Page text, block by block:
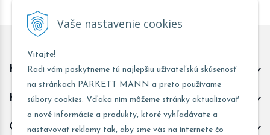
Vaše nastavenie cookies
Vitajte!
Radi vám poskytneme tú najlepšiu užívateľskú skúsenosť
na stránkach PARKETT MANN a preto používame
súbory cookies. Vďaka nim môžeme stránky aktualizovať
o nové informácie a produkty, ktoré vyhľadávate a
nastavovať reklamy tak, aby sme vás na internete čo
Kontakt predajňa Trnava
Kontakt predajňa Žarnovica
Obchodné informácie